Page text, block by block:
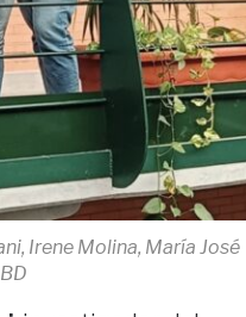
Irene Molina, María José